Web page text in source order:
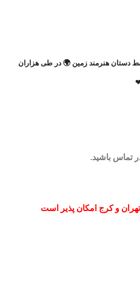
دستان هنرمند زمین 🌍 در طی هزاران
تماس باشید.
و کرج امکان پذیر است